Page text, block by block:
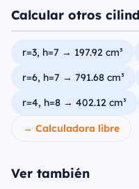
Calcular otros
r=3, h=7 → 197.92 cm³
r=6, h=7 → 791.68 cm³
r=4, h=8 → 402.12 cm³
→ Calculadora libre
Ver también